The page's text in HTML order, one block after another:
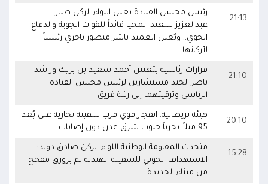
21:13
رئيس مجلس القيادة يعين اللواء الركن طيار
عبدالعزيز سعيد المحيا قائداً للقوات الجوية والدفاع
الجوي.. ويُعين العميد ناشر منصور باجري رئيساً
لأركانها
21:10
قرارات رئاسية بتعيين أحمد سعيد بن بريك وراشد
ناصر الجند مستشارين لرئيس مجلس القيادة
الرئاسي وترقيتهما إلى رتبة فريق
20:10
هيئة بريطانية: انفجار قوي قرب سفينة تجارية على بُعد
95 ميلاً بحرياً جنوب شرق عدن دون إصابات
15:28
متحدث المقاومة الوطنية اللواء الركن صادق دويد:
الاستهداف الحوثي للسفينة الهندية تم بزورق مفخخ
من ميناء الحديدة